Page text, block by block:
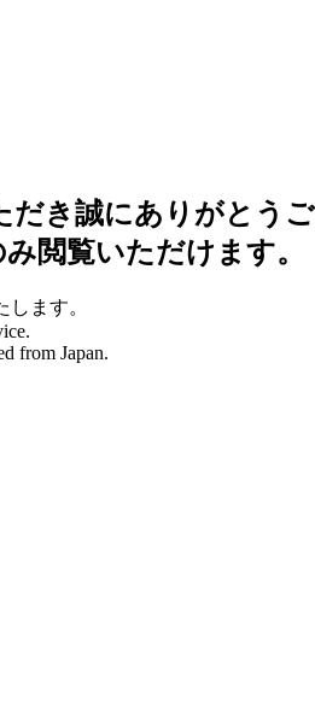
き誠にありがとうご
閲覧いただけます。
ます。
from Japan.